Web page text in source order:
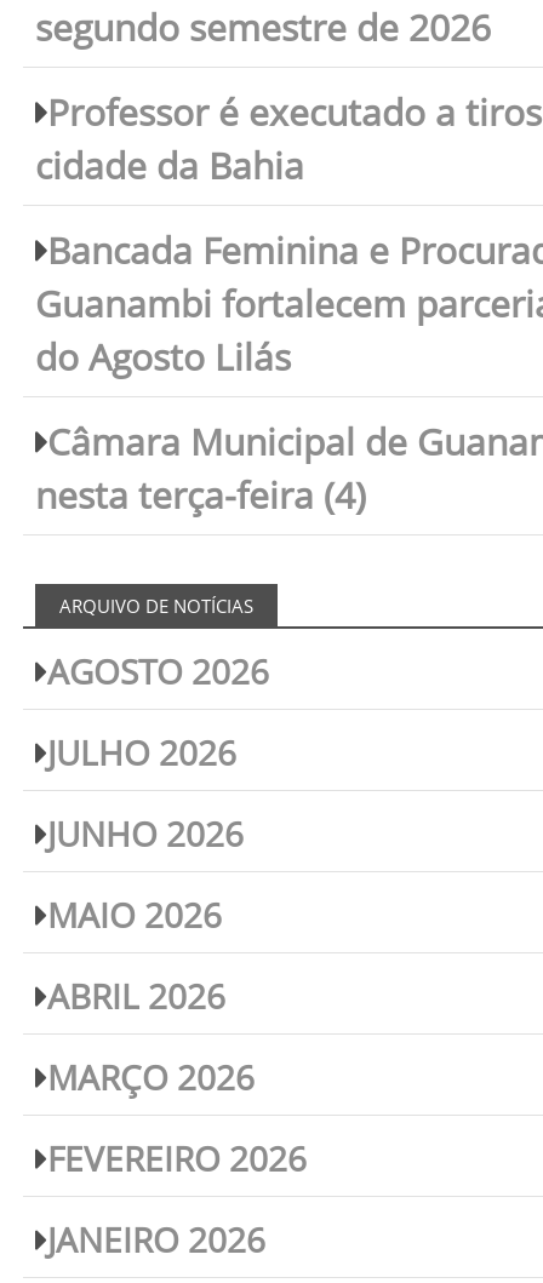
segundo semestre de 2026
Professor é executado a
cidade da Bahia
Bancada Feminina e
Guanambi fortalecem
do Agosto Lilás
Câmara Municipal de
nesta terça-feira (4)
ARQUIVO DE NOTÍCIAS
AGOSTO 2026
JULHO 2026
JUNHO 2026
MAIO 2026
ABRIL 2026
MARÇO 2026
FEVEREIRO 2026
JANEIRO 2026